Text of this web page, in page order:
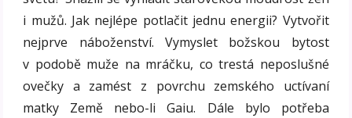
i mužů. Jak nejlépe potlačit jednu energii? Vytvořit
nejprve náboženství. Vymyslet božskou bytost
v podobě muže na mráčku, co trestá neposlušné
ovečky a zamést z povrchu zemského uctívaní
matky Země nebo-li Gaiu. Dále bylo potřeba